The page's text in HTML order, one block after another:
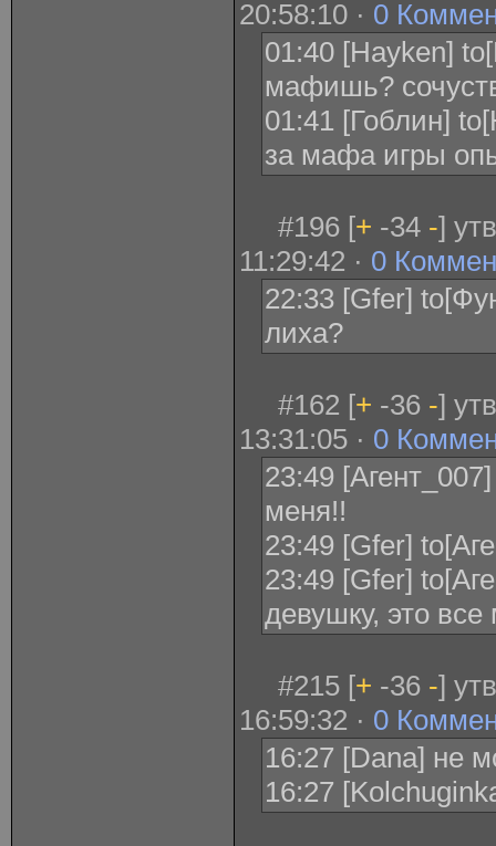
20:58:10 · 0
01:40 [Hayken]
мафишь?
01:41 [Гоблин]
за мафа игры
#196 [+ -34 -]
11:29:42 · 0
22:33 [Gfer]
лиха?
#162 [+ -36 -]
13:31:05 · 0
23:49
меня!!
23:49 [Gfer]
23:49 [Gfer]
девушку, это
#215 [+ -36 -]
16:59:32 · 0
16:27 [Dana] не
16:27